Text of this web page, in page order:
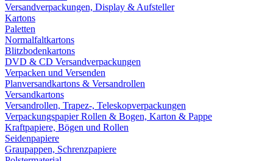
Versandverpackungen, Display & Aufsteller
Kartons
Paletten
Normalfaltkartons
Blitzbodenkartons
DVD & CD Versandverpackungen
Verpacken und Versenden
Planversandkartons & Versandrollen
Versandkartons
Versandrollen, Trapez-, Teleskopverpackungen
Verpackungspapier Rollen & Bogen, Karton & Pappe
Kraftpapiere, Bögen und Rollen
Seidenpapiere
Graupappen, Schrenzpapiere